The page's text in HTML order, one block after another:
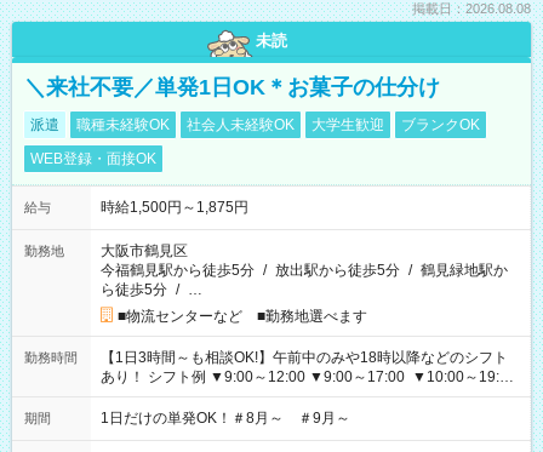
掲載日：2026.08.08
未読
＼来社不要／単発1日OK＊お菓子の仕分け
派遣 職種未経験OK 社会人未経験OK 大学生歓迎
ブランクOK
WEB登録・面接OK
給与 時給1,500円～1,875円
勤務地
大阪市鶴見区
今福鶴見駅から徒歩5分 / 放出駅から徒歩5分 / 鶴見緑地駅か
ら徒歩5分 / …
■物流センターなど ■勤務地選べます
勤務時間
【1日3時間～も相談OK!】午前中のみや18時以降などのシフト
あり！ シフト例 ▼9:00～12:00 ▼9:00～17:00 ▼10:00～19:00
▼18:00～21:00
期間 1日だけの単発OK！＃8月～ ＃9月～